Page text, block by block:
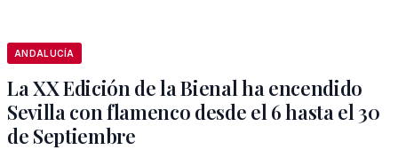
ANDALUCÍA
La XX Edición de la Bienal ha encendido
Sevilla con flamenco desde el 6 hasta el 30
de Septiembre